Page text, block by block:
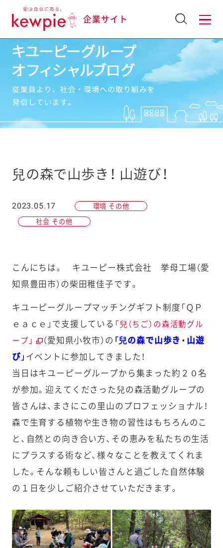
企業サイト
兒の森で山歩き！ 山遊び！
2023.05.17 環境 その他
社会 その他
こんにちは。 キユーピー株式会社 挙母工場（愛
知県豊田市）の柴田稚佳子です。
キユーピーグループマッチングギフト制度「ＱＰ
ｅａｃｅ」で支援している 「兒（ちご）の森活動グル
ープ」
（愛知県小牧市）の 「兒の森で山歩き・山遊
び」 イベントに参加してきました！
当日はキユーピーグループから集まった約２０名
が参加。迎えてくださった兒の森活動グループの
皆さんは、まさにこの里山のプロフェッショナル！
森で生育する植物や生き物の習性はもちろんのこ
と、自然との向き合い方、その恵みを私たちの生活
にプラスする術など、様々なことを教えてくれま
した。そんな頼もしい皆さんと過ごした自然体験
の１日を少しご紹介させていただきます。